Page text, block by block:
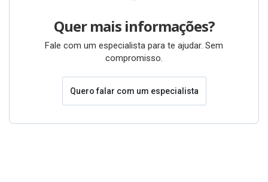
Quer mais informações?
Fale com um especialista para te ajudar. Sem
compromisso.
Quero falar com um especialista